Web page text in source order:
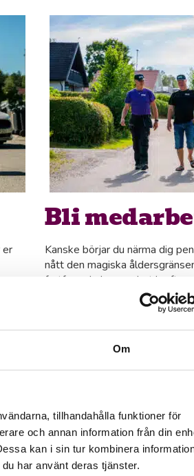
Om
tillhandahålla funktioner för
och annan information från din
kan i sin tur kombinera
har använt deras tjänster.
er
Bli
Kanske börjar du närma dig
nått den magiska
fortfarande har mycket kraft,
söker fler pigga och glada
vardagen trevligare för våra
Skicka in ansökan
både